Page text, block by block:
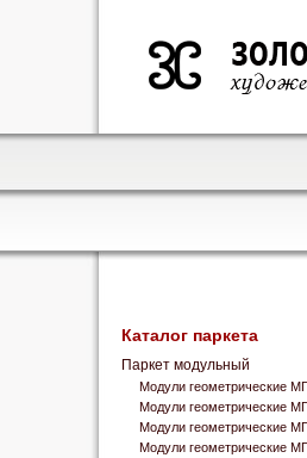
Каталог паркета
Паркет модульный
Модули геометрические
Модули геометрические
Модули геометрические
Модули геометрические